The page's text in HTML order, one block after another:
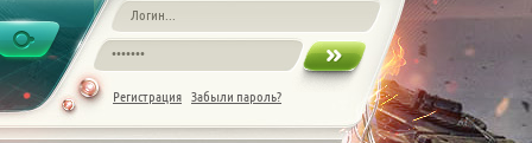
Регистрация Забыли пароль?